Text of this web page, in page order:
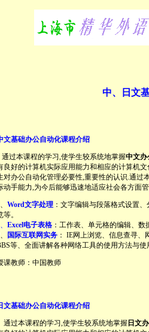
中、日文
文基础办公自动化课程介绍
通过本课程的学习,使学生较系统地掌握中文办
良好的计算机实际应用能力和相应的计算机
对办公自动化管理必要性,重要性的认识.通过
动手能力,为今后能够迅速地适应社会各方面
Word文字处理 ：文字编辑与段落格式设置
等。
Excel电子表格 ：工作表、单元格的编辑、
国际互联网实务 ： IE网上浏览、信息查寻
等、全面讲解各种网络工具的使用方法与
课教师：中国教师
文基础办公自动化课程介绍
通过本课程的学习,使学生较系统地掌握 日文